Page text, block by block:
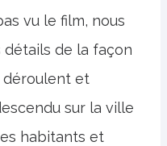
vu le film, nous
détails de la façon
déroulent et
sur la ville
habitants et